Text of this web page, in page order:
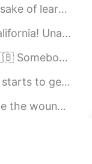
When you do so, you’re...
junto al arroyo. ¿...
- Nobody - Nobody wa...
a cool story with yo...
of injustice, we are to dr...